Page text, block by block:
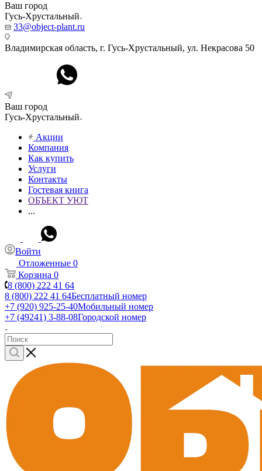
Ваш город
Гусь-Хрустальный
33@object-plant.ru
Владимирская область, г. Гусь-Хрустальный, ул. Некрасова 50
Ваш город
Гусь-Хрустальный
Акции
Компания
Как купить
Услуги
Контакты
Гостевая книга
ОБЪЕКТ УЮТ
...
Войти
Отложенные 0
Корзина 0
8 (800) 222 41 64
8 (800) 222 41 64Бесплатный номер
+7 (920) 925-25-40Мобильный номер
+7 (49241) 3-88-08Городской номер